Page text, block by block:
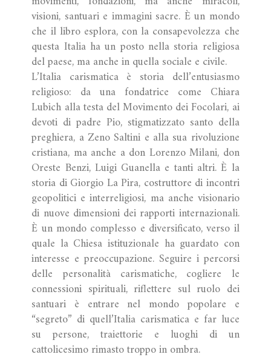
visioni, santuari e immagini sacre. È un mondo
che il libro esplora, con la consapevolezza che
questa Italia ha un posto nella storia religiosa
del paese, ma anche in quella sociale e civile.
L’Italia carismatica è storia dell’entusiasmo
religioso: da una fondatrice come Chiara
Lubich alla testa del Movimento dei Focolari, ai
devoti di padre Pio, stigmatizzato santo della
preghiera, a Zeno Saltini e alla sua rivoluzione
cristiana, ma anche a don Lorenzo Milani, don
Oreste Benzi, Luigi Guanella e tanti altri. È la
storia di Giorgio La Pira, costruttore di incontri
geopolitici e interreligiosi, ma anche visionario
di nuove dimensioni dei rapporti internazionali.
È un mondo complesso e diversificato, verso il
quale la Chiesa istituzionale ha guardato con
interesse e preoccupazione. Seguire i percorsi
delle personalità carismatiche, cogliere le
connessioni spirituali, riflettere sul ruolo dei
santuari è entrare nel mondo popolare e
“segreto” di quell’Italia carismatica e far luce
su persone, traiettorie e luoghi di un
cattolicesimo rimasto troppo in ombra.